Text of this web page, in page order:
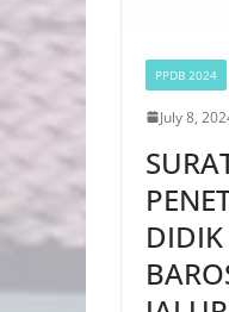
PPDB 2024
July 8,
DIDIK